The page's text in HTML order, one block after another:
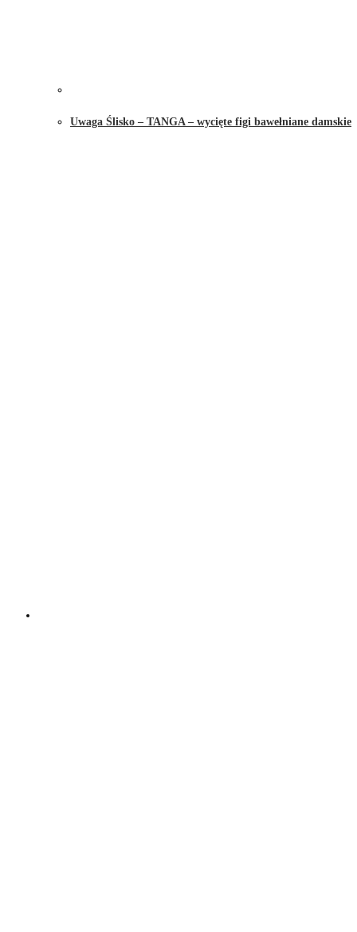
Uwaga Ślisko – TANGA – wycięte figi bawełniane damskie